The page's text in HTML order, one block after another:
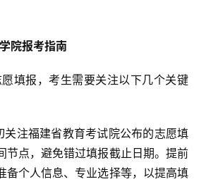
院报考指南
关注福建省教育考试院公布的志愿填
节点，避免错过填报截止日期。提前
备个人信息、专业选择等，以提高填